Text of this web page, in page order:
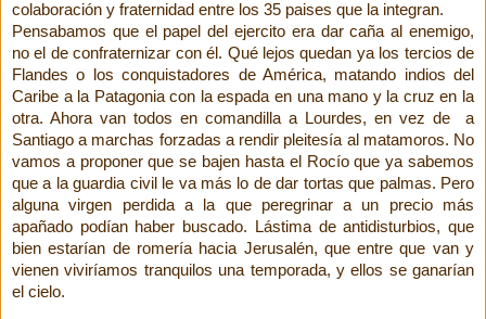
colaboración y fraternidad entre los 35 paises que la integran.
Pensabamos que el papel del ejercito era dar caña al enemigo,
no el de confraternizar con él. Qué lejos quedan ya los tercios de
Flandes o los conquistadores de América, matando indios del
Caribe a la Patagonia con la espada en una mano y la cruz en la
otra. Ahora van todos en comandilla a Lourdes, en vez de a
Santiago a marchas forzadas a rendir pleitesía al matamoros. No
vamos a proponer que se bajen hasta el Rocío que ya sabemos
que a la guardia civil le va más lo de dar tortas que palmas. Pero
alguna virgen perdida a la que peregrinar a un precio más
apañado podían haber buscado. Lástima de antidisturbios, que
bien estarían de romería hacia Jerusalén, que entre que van y
vienen viviríamos tranquilos una temporada, y ellos se ganarían
el cielo.